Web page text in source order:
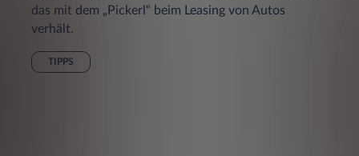
das mit dem „Pickerl“ beim Leasing von Autos
verhält.
TIPPS